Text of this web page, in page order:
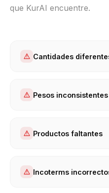
que KurAI encuentre.
Cantidades
Pesos inconsistentes
Productos faltantes
Incoterms